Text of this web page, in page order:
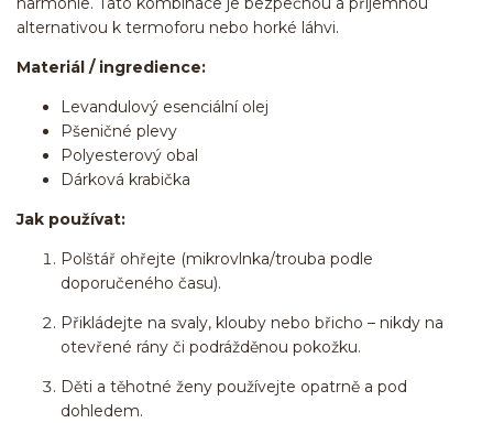
alternativou k termoforu nebo horké láhvi.
Materiál / ingredience:
Levandulový esenciální olej
Pšeničné plevy
Polyesterový obal
Dárková krabička
Jak používat:
Polštář ohřejte (mikrovlnka/trouba podle
doporučeného času).
Přikládejte na svaly, klouby nebo břicho – nikdy na
otevřené rány či podrážděnou pokožku.
Děti a těhotné ženy používejte opatrně a pod
dohledem.